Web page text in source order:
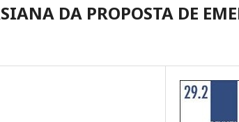
DA PROPOSTA DE